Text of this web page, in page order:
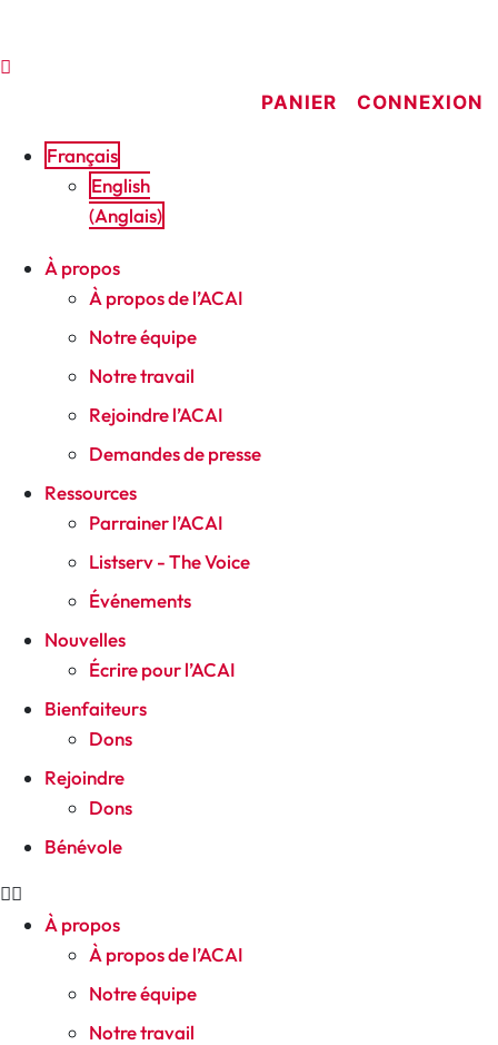
contenu
PANIER
CONNEXION
Français
English
(Anglais)
À propos
À propos de l’ACAI
Notre équipe
Notre travail
Rejoindre l’ACAI
Demandes de presse
Ressources
Parrainer l’ACAI
Listserv - The Voice
Événements
Nouvelles
Écrire pour l’ACAI
Bienfaiteurs
Dons
Rejoindre
Dons
Bénévole
À propos
À propos de l’ACAI
Notre équipe
Notre travail